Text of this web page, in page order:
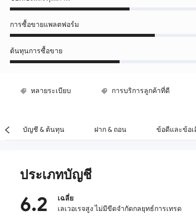
การซื้อขายแพลตฟอร์ม
ต้นทุนการซื้อขาย
หลายระเบียบ การบริการลูกค้าที่ดี
บัญชี & ต้นทุน
ฝาก & ถอน ข้อดีและข้อเ
ประเภทบัญชี
6.2
เฉลี่ย
เลเวอเรจสูง ไม่มีขีดจำกัดกลยุทธ์การเทรด